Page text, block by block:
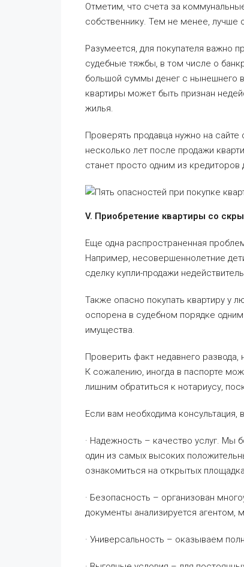
Отметим, что счета за
собственнику. Тем не менее, лучше
Разумеется, для покупателя важно
судебные тяжбы, в том числе о
большой суммы денег с нынешнего
квартиры может быть признан
жилья.
Проверять продавца нужно на
несколько лет после продажи
станет просто одним из кредиторов
V. Приобретение квартиры со
Еще одна распространенная
Например, несовершеннолетние
сделку купли-продажи
Также опасно покупать квартиру у
оспорена в судебном порядке
имущества.
Проверить факт недавнего развода,
К сожалению, иногда в паспорте
лишним обратиться к нотариусу,
Если вам необходима
· Надежность – качество услуг.
один из самых высоких
ознакомиться на открытых
· Безопасность – организован
документы анализируется
· Универсальность – оказываем